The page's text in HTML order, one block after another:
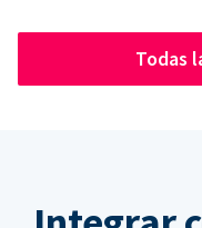
Todas